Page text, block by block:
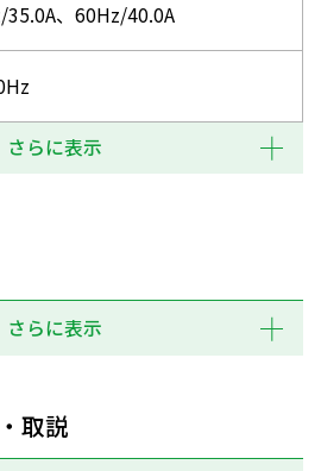
35.0A、60Hz/40.0A
さらに表示
さらに表示
取説